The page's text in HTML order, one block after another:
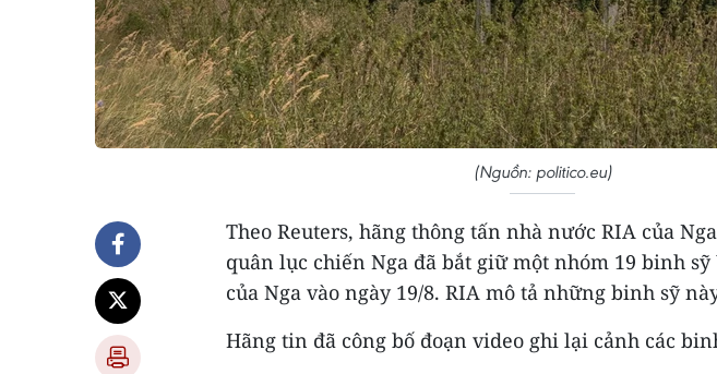
(Nguồn: politico.eu)
Theo Reuters, hãng thông tấn nhà nước RIA của
quân lục chiến Nga đã bắt giữ một nhóm 19 binh
của Nga vào ngày 19/8. RIA mô tả những binh sỹ
Hãng tin đã công bố đoạn video ghi lại cảnh các